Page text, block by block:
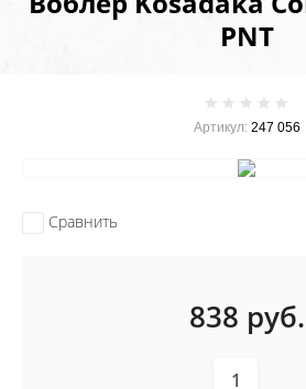
PNT
Артикул:247 056
Сравнить
838 руб.